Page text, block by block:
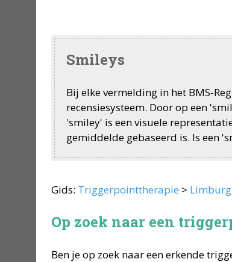
Smileys
Bij elke vermelding in het BMS-
recensiesysteem. Door op een
'smiley' is een visuele
gemiddelde gebaseerd is. Is een
Gids: Triggerpointtherapie > Limburg
Op zoek naar een
Ben je op zoek naar een erkende